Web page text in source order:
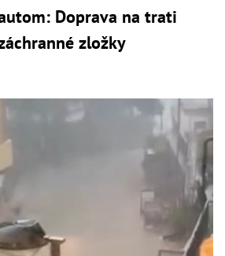
Doprava na trati
zložky